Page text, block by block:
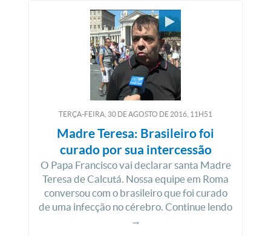
TERÇA-FEIRA, 30 DEAGOSTO DE 2016, 11H51
Madre Teresa: Brasileiro foi
curado por sua intercessão
O Papa Francisco vai declarar santa Madre
Teresa de Calcutá. Nossa equipe em Roma
conversou com o brasileiro que foi curado
de uma infecção no cérebro. Continue lendo
→